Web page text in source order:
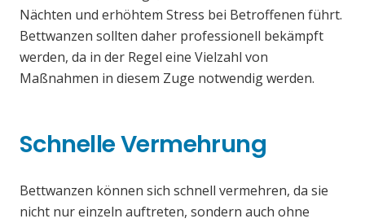
Nächten und erhöhtem Stress bei Betroffenen führt.
Bettwanzen sollten daher professionell bekämpft
werden, da in der Regel eine Vielzahl von
Maßnahmen in diesem Zuge notwendig werden.
Schnelle Vermehrung
Bettwanzen können sich schnell vermehren, da sie
nicht nur einzeln auftreten, sondern auch ohne